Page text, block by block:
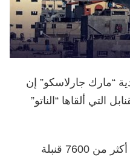
“مارك جارلاسكو” إن
قطاع غزة خلال 6 أيام تعادل القنابل التي ألقاها “الناتو”
وأضاف “جارلاسكو” وفقا لصحيفة “واشنطن بوست” أن الناتو أسقط أكثر من 7600 قنبلة